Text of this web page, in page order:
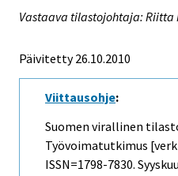
Vastaava tilastojohtaja: Riitta
Päivitetty 26.10.2010
Viittausohje:
Suomen virallinen
Työvoimatutkimus
ISSN=1798-7830. Syyskuu